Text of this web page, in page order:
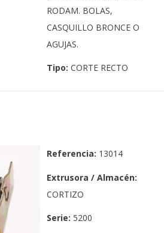
RODAM. BOLAS,
CASQUILLO BRONCE O
AGUJAS.
Tipo:CORTE RECTO
Referencia: 13014
Extrusora / Almacén:
CORTIZO
Serie:5200